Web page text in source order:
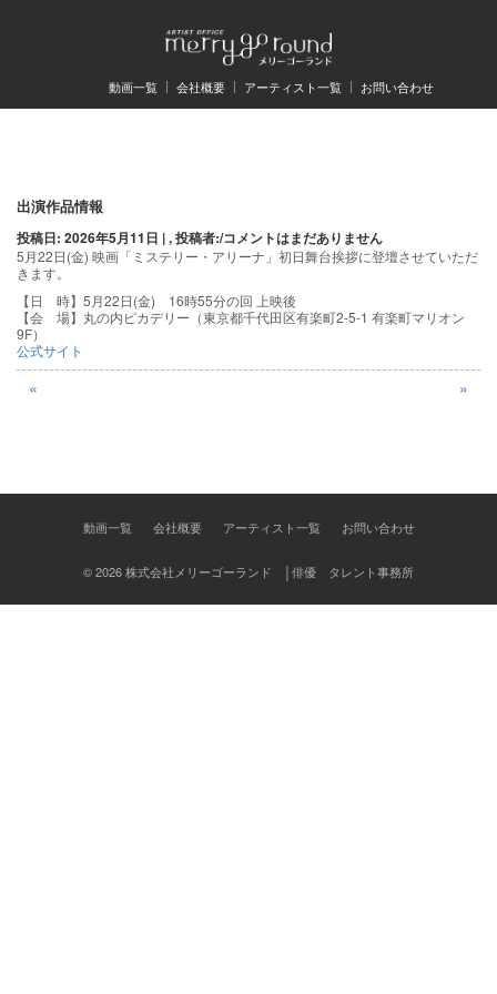
動画一覧 会社概要 アーティスト一覧 お問い合わせ
出演作品情報
投稿日: 2026年5月11日 | , 投稿者:/コメントはまだありません
5月22日(金) 映画「ミステリー・アリーナ」初日舞台挨拶に登壇させていただ
きます。
【日 時】5月22日(金) 16時55分の回 上映後
【会 場】丸の内ピカデリー（東京都千代田区有楽町2-5-1 有楽町マリオン
9F）
公式サイト
投
稿
ナ
ビ
ゲ
ー
ン
« »
動画一覧 会社概要 アーティスト一覧 お問い合わせ
© 2026 株式会社メリーゴーランド │俳優 タレント事務所